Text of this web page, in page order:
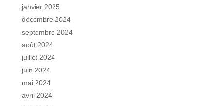
janvier 2025
décembre 2024
septembre 2024
août 2024
juillet 2024
juin 2024
mai 2024
avril 2024